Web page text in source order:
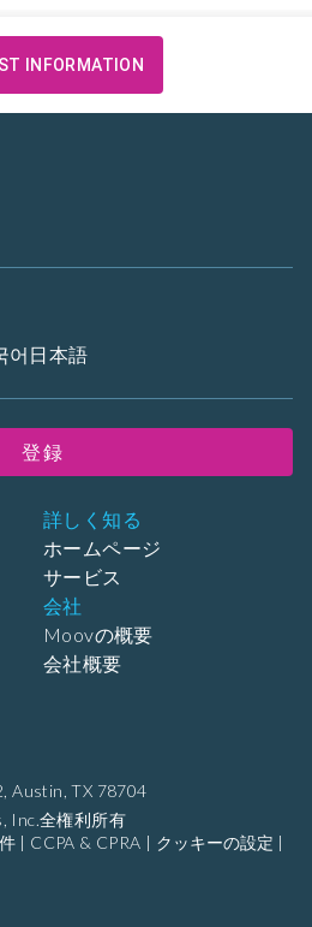
INFORMATION
Austin, TX 78704
Inc.全権利所有
| CCPA & CPRA | クッキーの設定 |
詳しく知る
ホームページ
サービス
会社
Moovの概要
会社概要
어 日本語
登録